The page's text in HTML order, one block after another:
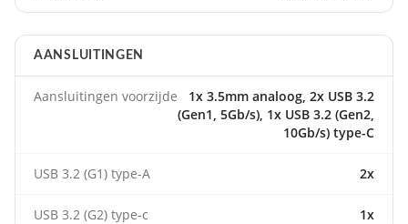
AANSLUITINGEN
Aansluitingen voorzijde
1x 3.5mm analoog, 2x USB 3.2
(Gen1, 5Gb/s), 1x USB 3.2 (Gen2,
10Gb/s) type-C
USB 3.2 (G1) type-A 2x
USB 3.2 (G2) type-c 1x